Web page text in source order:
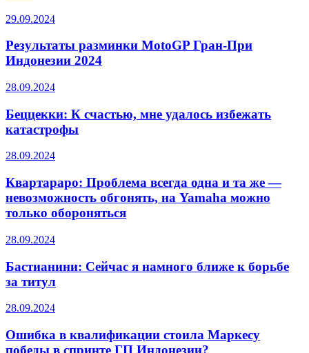
29.09.2024
Результаты разминки MotoGP Гран-При
Индонезии 2024
28.09.2024
Беццекки: К счастью, мне удалось избежать
катастрофы
28.09.2024
Квартараро: Проблема всегда одна и та же —
невозможность обгонять, на Yamaha можно
только обороняться
28.09.2024
Бастианини: Сейчас я намного ближе к борьбе
за титул
28.09.2024
Ошибка в квалификации стоила Маркесу
победы в спринте ГП Индонезии?